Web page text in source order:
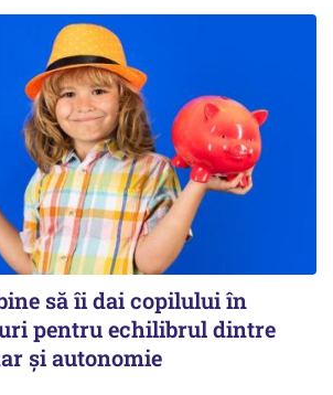
să îi dai copilului în
pentru echilibrul dintre
și autonomie